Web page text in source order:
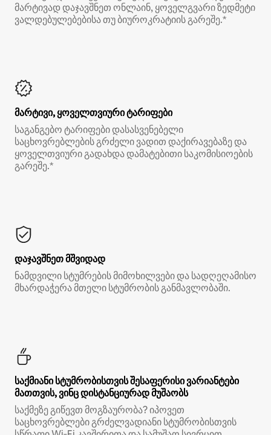
მარტივად დაჯავშნეთ ონლაინ, ყოველგვარი ზედმეტი
ვალდებულებებისა თუ ბიუროკრატიის გარეშე.*
მარტივი, ყოველთვიური ტარიფები
საგანგებო ტარიფები დასასვენებელი
საცხოვრებლების გრძელი ვადით დაქირავებაზე და
ყოველთვიური გადახდა დამატებითი საკომისიოების
გარეშე.*
დაჯავშნეთ მშვიდად
ნამდვილი სტუმრების მიმოხილვები და სადღეღამისო
მხარდაჭერა მთელი სტუმრობის განმავლობაში.
საქმიანი სტუმრობისთვის შესაფერისი ვარიანტები
მათთვის, ვინც დისტანციურად მუშაობს
საქმეზე გიწევთ მოგზაურობა? იპოვეთ
საცხოვრებლები გრძელვადიანი სტუმრობისთვის